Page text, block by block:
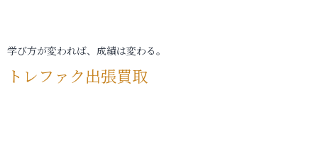
学び方が変われば、成績は変わる。
トレファク出張買取